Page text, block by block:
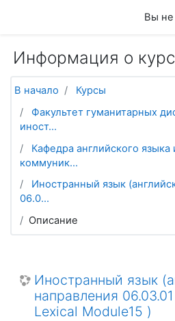
Вы не
Информация о
В начало
Курсы
Факультет гуманитарных
иност...
Кафедра английского
коммуник...
Иностранный язык
06.0...
Описание
Иностранный язык
направления
Lexical Module15 )